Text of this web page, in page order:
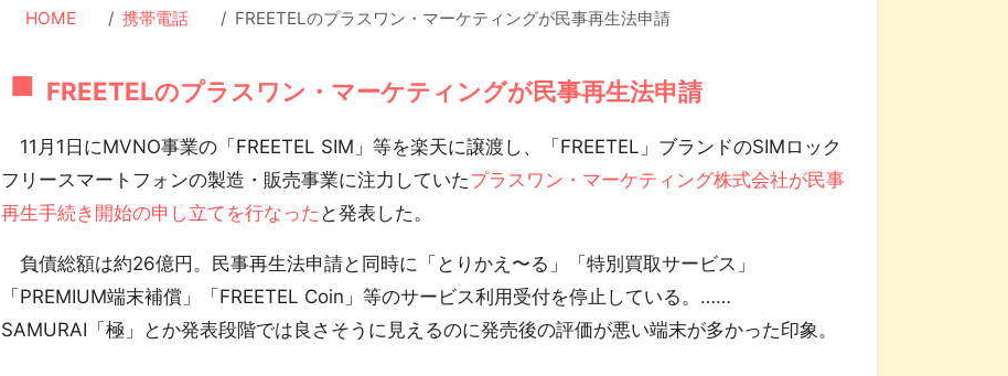
HOME 携帯電話 FREETELのプラスワン・マーケティングが民事再生法申請
FREETELのプラスワン・マーケティングが民事再生法申請
11月1日にMVNO事業の「FREETEL SIM」等を楽天に譲渡し、「FREETEL」ブランドのSIMロック
フリースマートフォンの製造・販売事業に注力していたプラスワン・マーケティング株式会社が民事
再生手続き開始の申し立てを行なった と発表した。
負債総額は約26億円。民事再生法申請と同時に「とりかえ〜る」「特別買取サービス」
「PREMIUM端末補償」「FREETEL Coin」等のサービス利用受付を停止している。……
SAMURAI「極」とか発表段階では良さそうに見えるのに発売後の評価が悪い端末が多かった印象。